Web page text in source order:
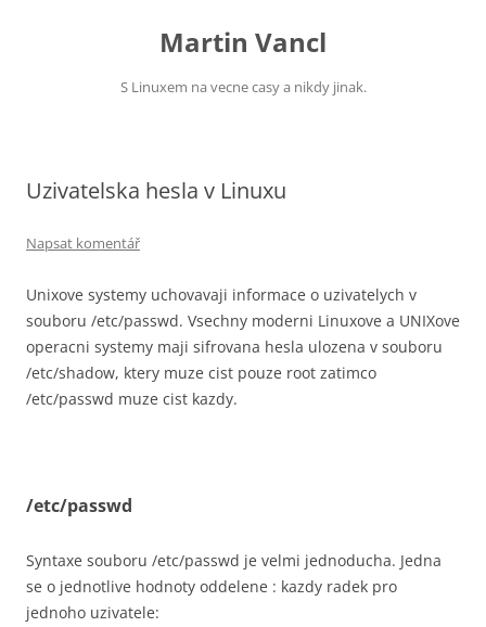
Martin Vancl
S Linuxem na vecne casy a nikdy jinak.
Uzivatelska hesla v Linuxu
Napsat komentář
Unixove systemy uchovavaji informace o uzivatelych v
souboru /etc/passwd. Vsechny moderni Linuxove a UNIXove
operacni systemy maji sifrovana hesla ulozena v souboru
/etc/shadow, ktery muze cist pouze root zatimco
/etc/passwd muze cist kazdy.
/etc/passwd
Syntaxe souboru /etc/passwd je velmi jednoducha. Jedna
se o jednotlive hodnoty oddelene : kazdy radek pro
jednoho uzivatele: